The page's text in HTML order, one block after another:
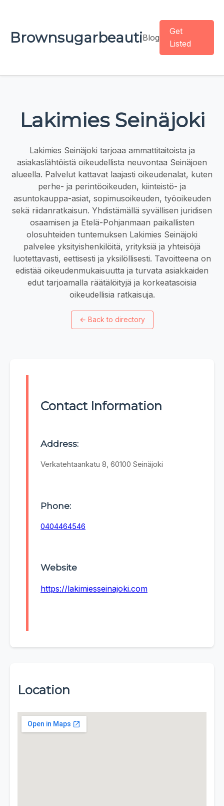
BrownsugarbeautiBlog
Get
Listed
Lakimies Seinäjoki
Lakimies Seinäjoki tarjoaa ammattitaitoista ja
asiakaslähtöistä oikeudellista neuvontaa Seinäjoen
alueella. Palvelut kattavat laajasti oikeudenalat, kuten
perhe- ja perintöoikeuden, kiinteistö- ja
asuntokauppa-asiat, sopimusoikeuden, työoikeuden
sekä riidanratkaisun. Yhdistämällä syvällisen juridisen
osaamisen ja Etelä-Pohjanmaan paikallisten
olosuhteiden tuntemuksen Lakimies Seinäjoki
palvelee yksityishenkilöitä, yrityksiä ja yhteisöjä
luotettavasti, eettisesti ja yksilöllisesti. Tavoitteena on
edistää oikeudenmukaisuutta ja turvata asiakkaiden
edut tarjoamalla räätälöityjä ja korkeatasoisia
oikeudellisia ratkaisuja.
← Back to directory
Contact Information
Address:
Verkatehtaankatu 8, 60100 Seinäjoki
Phone:
0404464546
Website
https://lakimiesseinajoki.com
Location